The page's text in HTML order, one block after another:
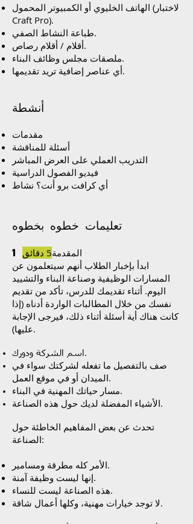
الهاتف الخليوي أو الكمبيوتر المحمول (لاختبار
Craft Pro).
طباعة النشاط الصفي.
أقلام / أقلام رصاص.
ملصقات مجلس وظائف البناء.
أي عناصر إضافية تريد تقديمها.
أنشطة
مقدمات
أسئلة للمناقشة
التدريب العملي على العرض المباشر
فيديو الفصول الدراسية
أي كرافت برو أنت؟ نشاط
تعليمات خطوه بخطوه
1 المقدمة5 دقائق
ابدأ بإخبار الطلاب أنهم سيتعلمون عن
المسارات الوظيفية وصناعة البناء والتشييد
اليوم. أثناء تقديمك للدرس، تأكد من تقديم
نفسك من خلال المطالبات الواردة أدناه (إذا
كانت هناك أية أسئلة أثناء ذلك، فيرجى الإجابة
عليها).
اسم الشركة ودورك .
صف بالتفصيل ما تفعله لشركتك سواء في
الميدان أو في موقع العمل.
مسار حياتك المهنية في البناء.
الأشياء المفضلة لديك حول هذه الصناعة.
تحدث عن بعض المفاهيم الخاطئة حول
الصناعة:
الأمر كله مطرقة ومسامير.
إنها ليست وظيفة آمنة.
هذه الصناعة ليست للنساء.
لا توجد خيارات مهنية، وكلها أعمال شاقة.